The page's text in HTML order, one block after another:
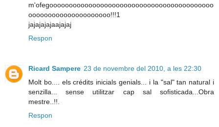
m'ofegoooooooooooooooooooooooooooooooooooooooooo
ooooooooooooooooooooo!!!1
jajajajajaajajaj
Respon
Ricard Sampere 23 de novembre del 2010, a les 22:30
Molt bo.... els crédits inicials genials... i la "sal" tan natural i
senzilla... sense utilitzar cap sal sofisticada...Obra
mestre..!!.
Respon